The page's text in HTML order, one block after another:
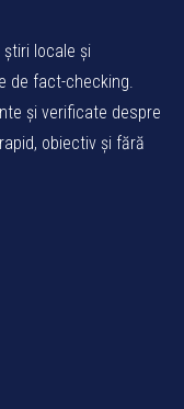
locale și
de fact-checking.
și verificate despre
obiectiv și fără